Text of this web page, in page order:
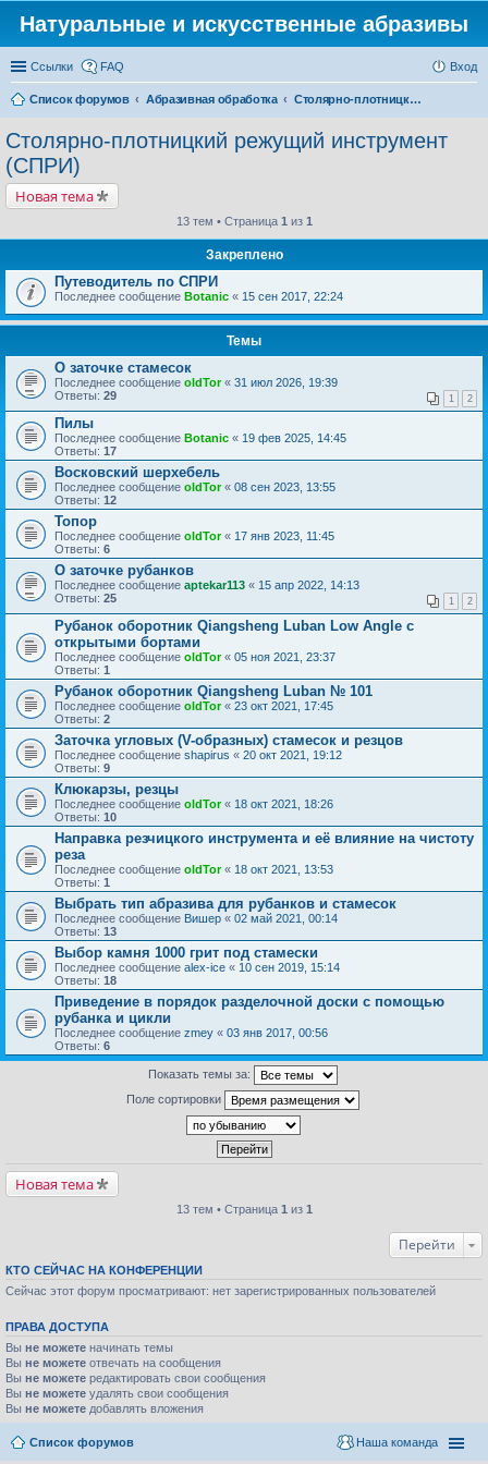
Натуральные и искусственные абразивы
Ссылки FAQ Вход
Список форумов Абразивная обработка Столярно-плотницкий режущий инструмент (СПРИ)
Столярно-плотницкий режущий инструмент
(СПРИ)
Новая тема
13 тем • Страница 1 из 1
Закреплено
Путеводитель по СПРИ
Последнее сообщение Botanic « 15 сен 2017, 22:24
Темы
О заточке стамесок
Последнее сообщение oldTor« 31 июл 2026, 19:39
Ответы: 29 1 2
Пилы
Последнее сообщение Botanic « 19 фев 2025, 14:45
Ответы: 17
Восковский шерхебель
Последнее сообщение oldTor« 08 сен 2023, 13:55
Ответы: 12
Топор
Последнее сообщение oldTor« 17 янв 2023, 11:45
Ответы: 6
О заточке рубанков
Последнее сообщение aptekar113 « 15 апр 2022, 14:13
Ответы: 25 1 2
Рубанок оборотник Qiangsheng Luban Low Angle c
открытыми бортами
Последнее сообщение oldTor« 05 ноя 2021, 23:37
Ответы: 1
Рубанок оборотник Qiangsheng Luban № 101
Последнее сообщение oldTor« 23 окт 2021, 17:45
Ответы: 2
Заточка угловых (V-образных) стамесок и резцов
Последнее сообщение shapirus « 20 окт 2021, 19:12
Ответы: 9
Клюкарзы, резцы
Последнее сообщение oldTor« 18 окт 2021, 18:26
Ответы: 10
Направка резчицкого инструмента и её влияние на чистоту
реза
Последнее сообщение oldTor« 18 окт 2021, 13:53
Ответы: 1
Выбрать тип абразива для рубанков и стамесок
Последнее сообщение Вишер « 02 май 2021, 00:14
Ответы: 13
Выбор камня 1000 грит под стамески
Последнее сообщение alex-ice « 10 сен 2019, 15:14
Ответы: 18
Приведение в порядок разделочной доски с помощью
рубанка и цикли
Последнее сообщение zmey « 03 янв 2017, 00:56
Ответы: 6
Показать темы за:
Поле сортировки
Новая тема
13 тем • Страница 1 из 1
Перейти
КТО СЕЙЧАС НА КОНФЕРЕНЦИИ
Сейчас этот форум просматривают: нет зарегистрированных пользователей
ПРАВА ДОСТУПА
Вы не можете начинать темы
Вы не можете отвечать на сообщения
Вы не можете редактировать свои сообщения
Вы не можете удалять свои сообщения
Вы не можете добавлять вложения
Список форумов Наша команда